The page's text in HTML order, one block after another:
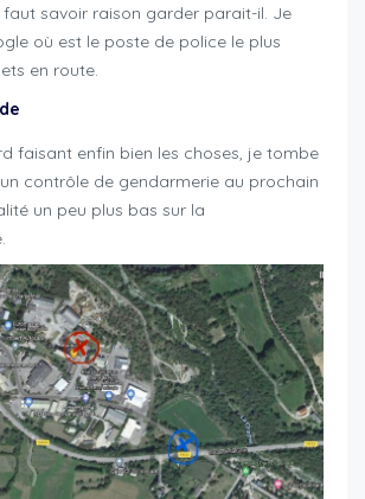
savoir raison garder parait-il. Je
où est le poste de police le plus
en route.
faisant enfin bien les choses, je tombe
contrôle de gendarmerie au prochain
un peu plus bas sur la